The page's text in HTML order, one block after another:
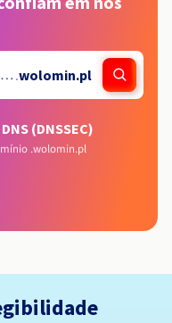
.wolomin.pl
(DNSSEC)
.wolomin.pl